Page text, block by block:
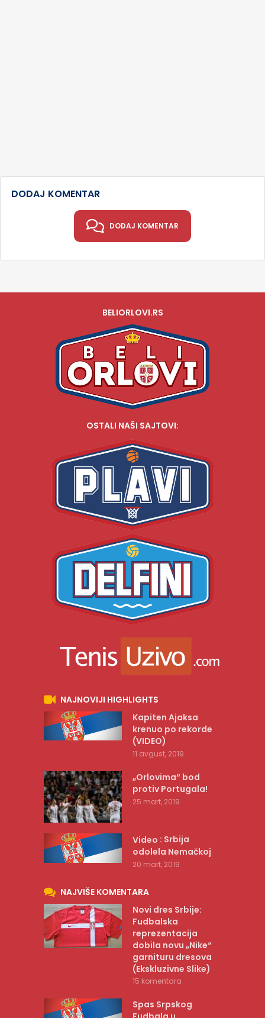
DODAJ KOMENTAR
DODAJ KOMENTAR
BELIORLOVI.RS
OSTALI NAŠI SAJTOVI:
NAJNOVIJI HIGHLIGHTS
Kapiten Ajaksa
krenuo po rekorde
(VIDEO)
11 avgust, 2019
„Orlovima“ bod
protiv Portugala!
25 mart, 2019
Video : Srbija
odolela Nemačkoj
20 mart, 2019
NAJVIŠE KOMENTARA
Novi dres Srbije:
Fudbalska
reprezentacija
dobila novu „Nike“
garnituru dresova
(Ekskluzivne Slike)
15 komentara
Spas Srpskog